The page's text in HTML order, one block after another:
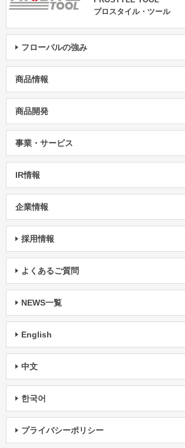
プロスタイル・ツール
フローバルの強み
商品情報
商品開発
事業・サービス
IR情報
企業情報
採用情報
よくあるご質問
NEWS一覧
English
中文
한국어
プライバシーポリシー